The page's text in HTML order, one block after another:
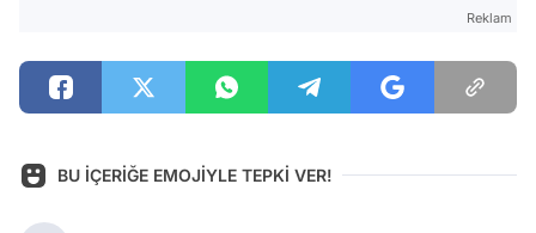
Reklam
BU İÇERİĞE EMOJİYLE TEPKİ VER!